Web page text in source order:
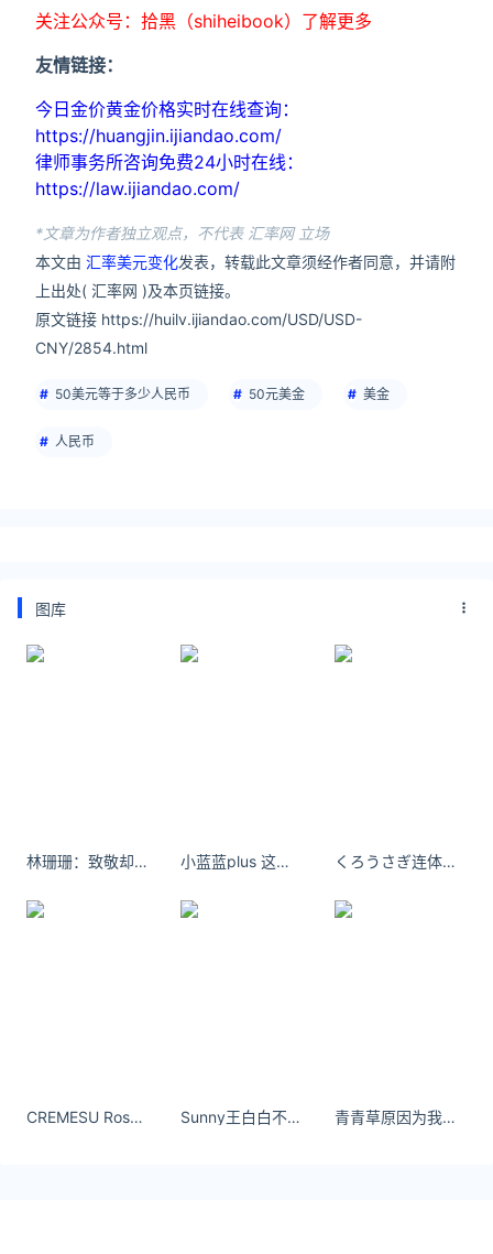
关注公众号：拾黑（shiheibook）了解更多
友情链接：
今日金价黄金价格实时在线查询：
https://huangjin.ijiandao.com/
律师事务所咨询免费24小时在线：
https://law.ijiandao.com/
*文章为作者独立观点，不代表 汇率网 立场
本文由 汇率美元变化发表，转载此文章须经作者同意，并请附
上出处( 汇率网 )及本页链接。
原文链接 https://huilv.ijiandao.com/USD/USD-
CNY/2854.html
50美元等于多少人民币 50元美金 美金
人民币
图库
林珊珊：致敬却不怀旧，定义当下和未来 ​​​​ 小蓝蓝plus 这翘臀真的太完美了[色][色][色] ​ くろうさぎ连体衣爱好者 日本纯欲风樱花妹前凸后翘
CREMESU Rosalia三角杯｜玫瑰遐想，温柔觉醒 - 小红书 Sunny王白白不巧 我在等你#御姐##红裙子# ​​​ 青青草原因为我想让你看，下次再见到你的时候，我会变得有多么优秀